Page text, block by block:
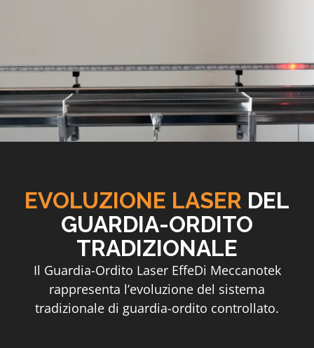
EVOLUZIONE LASER DEL
GUARDIA-ORDITO
TRADIZIONALE
Il Guardia-Ordito Laser EffeDi Meccanotek
rappresenta l’evoluzione del sistema
tradizionale di guardia-ordito controllato.